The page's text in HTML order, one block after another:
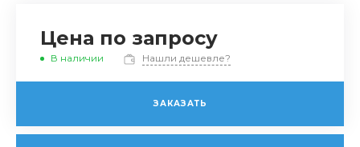
Цена по запросу
В наличии Нашли дешевле?
ЗАКАЗАТЬ